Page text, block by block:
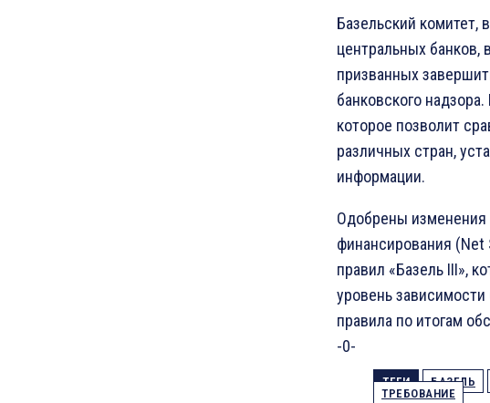
Базельский комитет,
центральных банков,
призванных
банковского
которое позволит
различных стран,
информации.
Одобрены изменения
финансирования
правил «Базель III»,
уровень
правила по итогам
-0-
ТЕГИ БАЗЕЛЬ
ТРЕБОВАНИЕ